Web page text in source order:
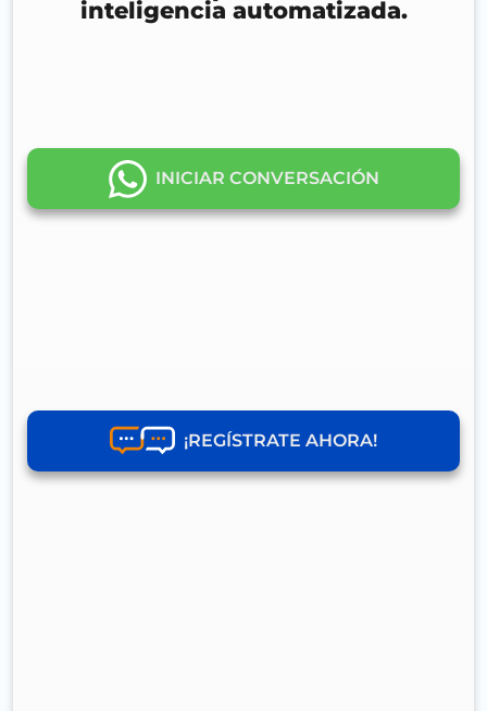
inteligencia automatizada.
INICIAR CONVERSACIÓN
¡REGÍSTRATE AHORA!